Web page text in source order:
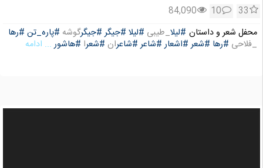
33
10
84,090
محفل شعر و داستان #لیلا_طیبی #لیلا #جیگر #جیگرگوشه #پاره_تن #رها
_فلاحی #رها #شعر #اشعار #شاعر #شاعران #شعرا #هاشور ... ادامه